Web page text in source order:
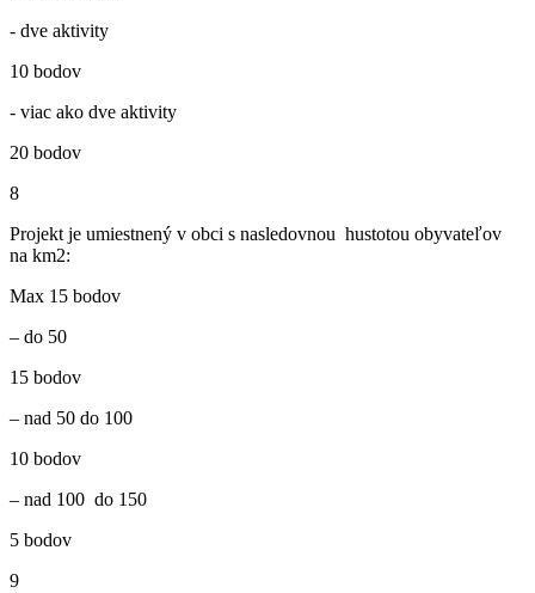
- dve aktivity
10 bodov
- viac ako dve aktivity
20 bodov
8
Projekt je umiestnený v obci s nasledovnou hustotou obyvateľov
na km2:
Max 15 bodov
– do 50
15 bodov
– nad 50 do 100
10 bodov
– nad 100 do 150
5 bodov
9